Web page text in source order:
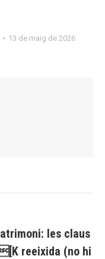
13 de maig de 2026
les claus
reeixida (no hi